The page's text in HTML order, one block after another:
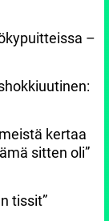
–
kertaa
sitten oli”
tissit”